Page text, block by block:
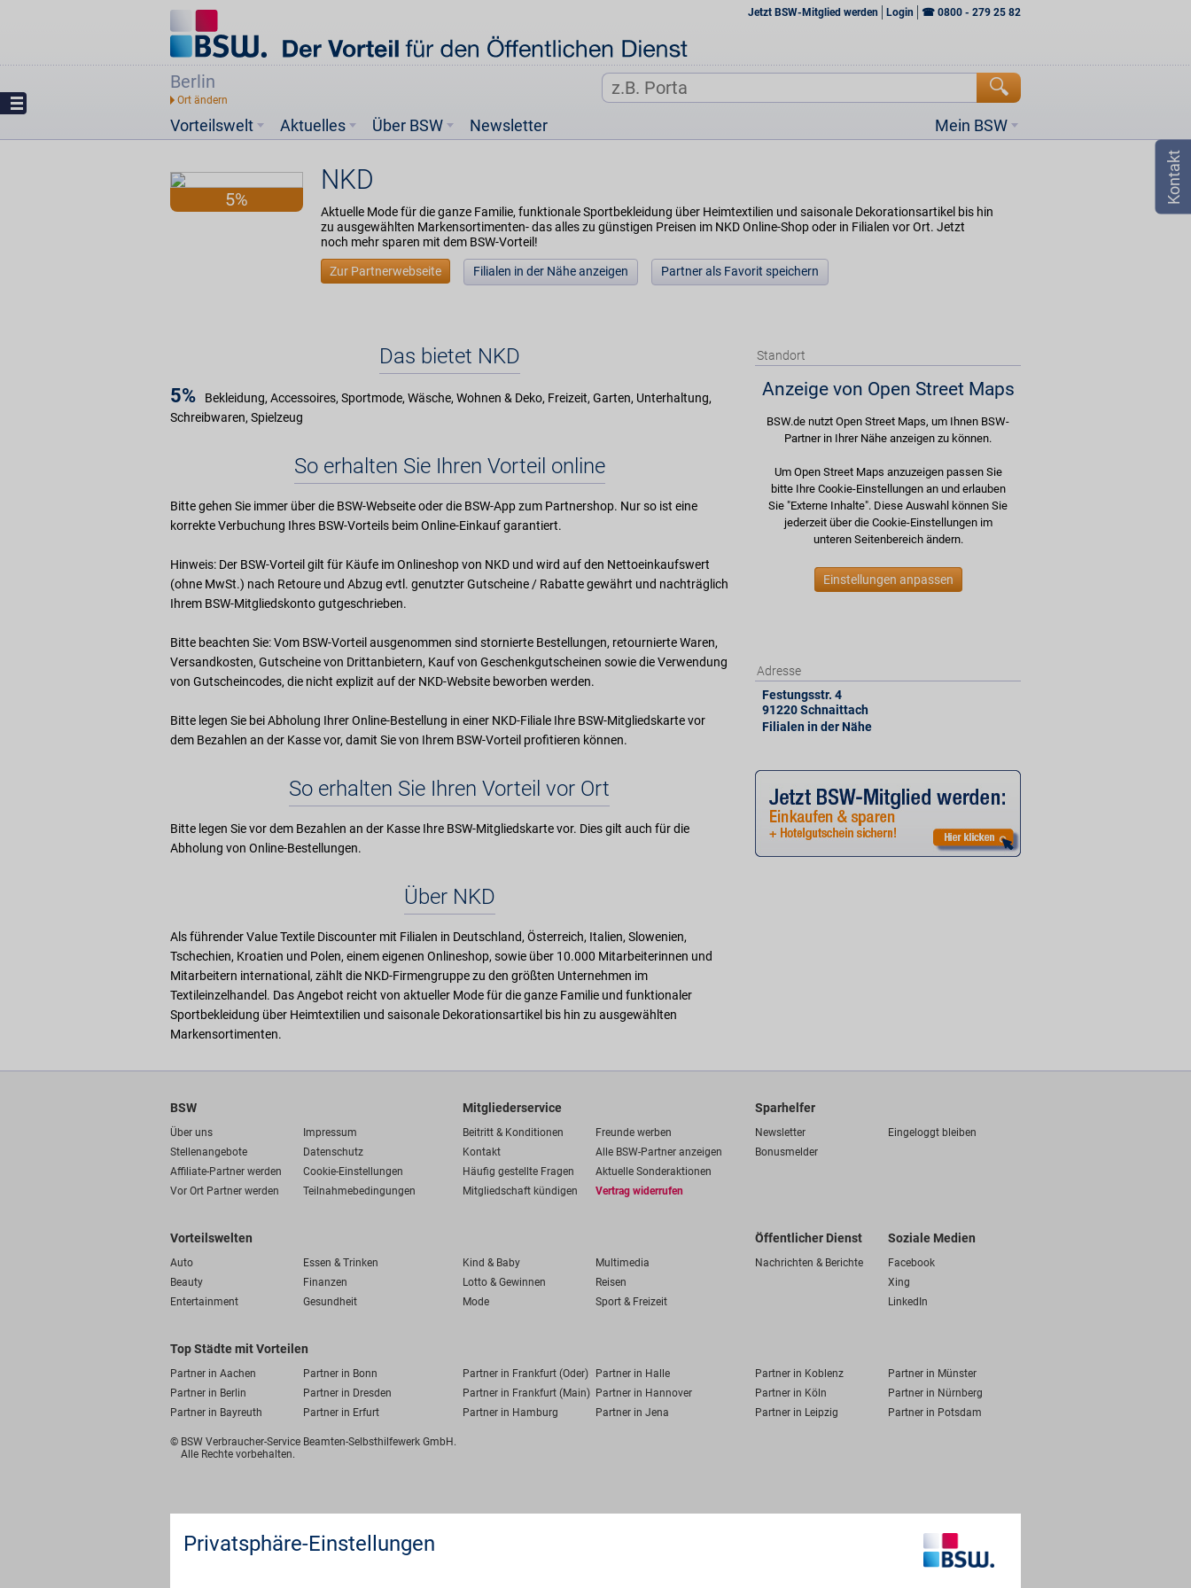
Jetzt BSW-Mitglied werden Login ☎ 0800 - 279 25 82
Berlin
Vorteilswelt Mein BSW
Aktuelles Über BSW Newsletter
5%
NKD
Aktuelle Mode für die ganze Familie, funktionale Sportbekleidung über Heimtextilien und saisonale Dekorationsartikel bis hin
zu ausgewählten Markensortimenten- das alles zu günstigen Preisen im NKD Online-Shop oder in Filialen vor Ort. Jetzt
noch mehr sparen mit dem BSW-Vorteil!
Zur Partnerwebseite Filialen in der Nähe anzeigen Partner als Favorit speichern
Das bietet NKD
5%
Bekleidung, Accessoires, Sportmode, Wäsche, Wohnen & Deko, Freizeit, Garten, Unterhaltung,
Schreibwaren, Spielzeug
So erhalten Sie Ihren Vorteil online
Bitte gehen Sie immer über die BSW-Webseite oder die BSW-App zum Partnershop. Nur so ist eine
korrekte Verbuchung Ihres BSW-Vorteils beim Online-Einkauf garantiert.
Hinweis: Der BSW-Vorteil gilt für Käufe im Onlineshop von NKD und wird auf den Nettoeinkaufswert
(ohne MwSt.) nach Retoure und Abzug evtl. genutzter Gutscheine / Rabatte gewährt und nachträglich
Ihrem BSW-Mitgliedskonto gutgeschrieben.
Bitte beachten Sie: Vom BSW-Vorteil ausgenommen sind stornierte Bestellungen, retournierte Waren,
Versandkosten, Gutscheine von Drittanbietern, Kauf von Geschenkgutscheinen sowie die Verwendung
von Gutscheincodes, die nicht explizit auf der NKD-Website beworben werden.
Bitte legen Sie bei Abholung Ihrer Online-Bestellung in einer NKD-Filiale Ihre BSW-Mitgliedskarte vor
dem Bezahlen an der Kasse vor, damit Sie von Ihrem BSW-Vorteil profitieren können.
So erhalten Sie Ihren Vorteil vor Ort
Bitte legen Sie vor dem Bezahlen an der Kasse Ihre BSW-Mitgliedskarte vor. Dies gilt auch für die
Abholung von Online-Bestellungen.
Über NKD
Als führender Value Textile Discounter mit Filialen in Deutschland, Österreich, Italien, Slowenien,
Tschechien, Kroatien und Polen, einem eigenen Onlineshop, sowie über 10.000 Mitarbeiterinnen und
Mitarbeitern international, zählt die NKD-Firmengruppe zu den größten Unternehmen im
Textileinzelhandel. Das Angebot reicht von aktueller Mode für die ganze Familie und funktionaler
Sportbekleidung über Heimtextilien und saisonale Dekorationsartikel bis hin zu ausgewählten
Markensortimenten.
Standort
Anzeige von Open Street Maps
BSW.de nutzt Open Street Maps, um Ihnen BSW-
Partner in Ihrer Nähe anzeigen zu können.
Um Open Street Maps anzuzeigen passen Sie
bitte Ihre Cookie-Einstellungen an und erlauben
Sie "Externe Inhalte". Diese Auswahl können Sie
jederzeit über die Cookie-Einstellungen im
unteren Seitenbereich ändern.
Einstellungen anpassen
Adresse
Festungsstr. 4
91220Schnaittach
Filialen in der Nähe
BSW
Über uns
Impressum
Stellenangebote
Datenschutz
Affiliate-Partner werden
Cookie-Einstellungen
Vor Ort Partner werden
Teilnahmebedingungen
Mitgliederservice
Beitritt & Konditionen
Freunde werben
Kontakt
Alle BSW-Partner anzeigen
Häufig gestellte Fragen
Aktuelle Sonderaktionen
Mitgliedschaft kündigen
Vertrag widerrufen
Sparhelfer
Newsletter
Eingeloggt bleiben
Bonusmelder
Vorteilswelten
Auto Essen & Trinken Kind & Baby
Multimedia
Beauty
Finanzen Lotto & Gewinnen
Reisen
Entertainment
Gesundheit Mode Sport & Freizeit
Öffentlicher Dienst
Nachrichten & Berichte
Soziale Medien
Facebook
Xing
LinkedIn
Top Städte mit Vorteilen
Partner in Aachen Partner in Bonn Partner in Frankfurt (Oder) Partner in Halle Partner in Koblenz
Partner in Münster
Partner in Berlin
Partner in Dresden Partner in Frankfurt (Main) Partner in Hannover Partner in Köln
Partner in Nürnberg
Partner in Bayreuth
Partner in Erfurt Partner in Hamburg Partner in Jena Partner in Leipzig Partner in Potsdam
© BSW Verbraucher-Service Beamten-Selbsthilfewerk GmbH.
Alle Rechte vorbehalten.
Privatsphäre-Einstellungen